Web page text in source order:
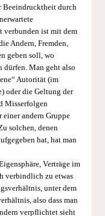
Beeindrucktheit durch
verbunden ist mit dem
Andern, Fremden,
geben soll, wo
dürfen. Man geht also
Autorität (im
oder die Geltung der
Misserfolgen
andern Gruppe
solchen, denen
hat, hat man
Verträge im
verbindlich zu etwas
unter dem
also dass man
verpflichtet sieht